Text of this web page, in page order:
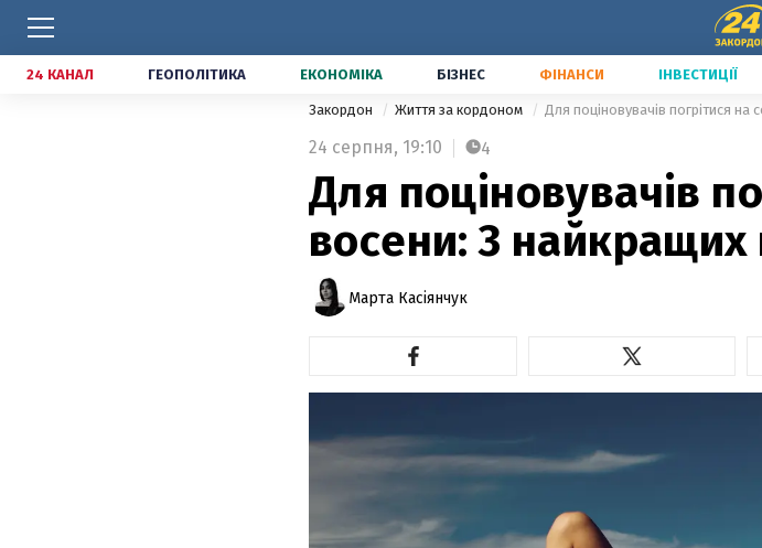
24 КАНАЛ ГЕОПОЛІТИКА ЕКОНОМІКА БІЗНЕС ФІНАНСИ ІНВЕСТИЦІЇ
Закордон Життя за кордоном Для поціновувачів погрітися
24 серпня, 19:10 4
Для поціновувачів
восени: 3
Марта Касіянчук